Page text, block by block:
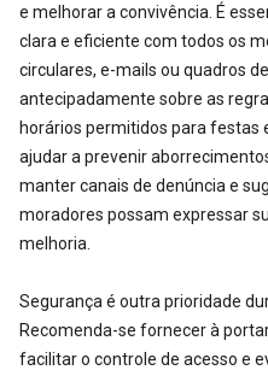
e melhorar a convivência. É
clara e eficiente com todos os
circulares, e-mails ou quadros
antecipadamente sobre as
horários permitidos para festas
ajudar a prevenir
manter canais de denúncia e
moradores possam expressar
melhoria.
Segurança é outra prioridade
Recomenda-se fornecer à
facilitar o controle de acesso e